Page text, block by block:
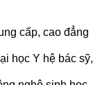
cấp, cao đẳng
học Y hệ bác sỹ,